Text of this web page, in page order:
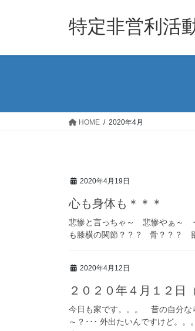
特定非営利活
HOME 2020年4月
2020年4月19日
心も身体も＊＊＊
悲惨と言っちゃ～ 悲惨やぁ
も膝横の関節？？？ 骨？？？
2020年4月12日
２０２０年４月１２日
今日も家です。。。 昔の自分な
～？･･･ 外出たいんですけど。